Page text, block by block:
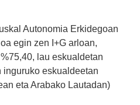
Autonomia Erkidegoan
egin zen I+G arloan,
lau eskualdetan
eskualdeetan
eta Arabako Lautadan)